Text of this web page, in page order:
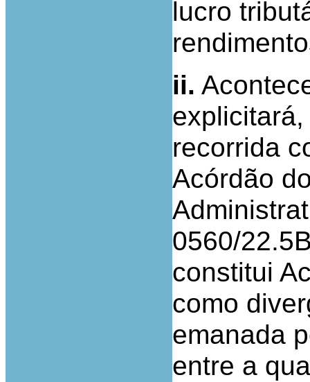
lucro
ii.
recorrida
Acórdão
0560/
constitui
como
emanada
entre a